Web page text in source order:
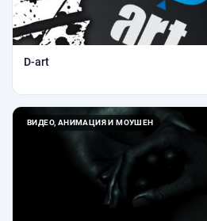
D-art
ВИДЕО, АНИМАЦИЯ И МОУШЕН